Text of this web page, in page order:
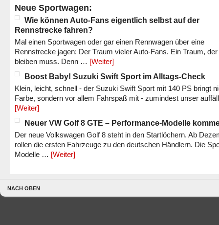
Neue Sportwagen:
Wie können Auto-Fans eigentlich selbst auf der
Rennstrecke fahren?
Mal einen Sportwagen oder gar einen Rennwagen über eine
Rennstrecke jagen: Der Traum vieler Auto-Fans. Ein Traum,
bleiben muss. Denn … [Weiter]
Boost Baby! Suzuki Swift Sport im Alltags-Check
Klein, leicht, schnell - der Suzuki Swift Sport mit 140 PS bringt
Farbe, sondern vor allem Fahrspaß mit - zumindest unser
[Weiter]
Neuer VW Golf 8 GTE – Performance-Modelle
Der neue Volkswagen Golf 8 steht in den Startlöchern. Ab
rollen die ersten Fahrzeuge zu den deutschen Händlern. Die
Modelle … [Weiter]
NACH OBEN